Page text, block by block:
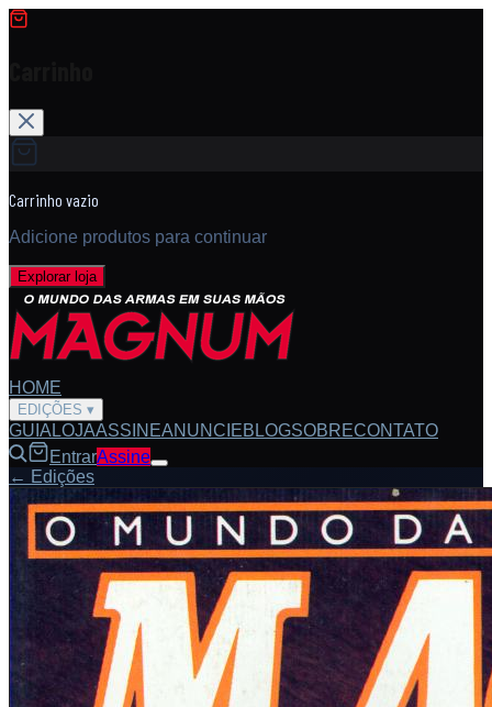
Carrinho vazio
Adicione produtos para continuar
Explorar loja
HOME
EDIÇÕES ▾
GUIA LOJAASSINEANUNCIEBLOGSOBRECONTATO
EntrarAssine
← Edições